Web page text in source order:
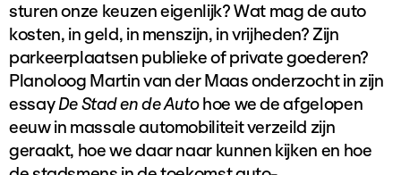
sturen onze keuzen eigenlijk? Wat mag de auto
kosten, in geld, in menszijn, in vrijheden? Zijn
parkeerplaatsen publieke of private goederen?
Planoloog Martin van der Maas onderzocht in zijn
essayDe Stad en de Autohoe we de afgelopen
eeuw in massale automobiliteit verzeild zijn
geraakt, hoe we daar naar kunnen kijken en hoe